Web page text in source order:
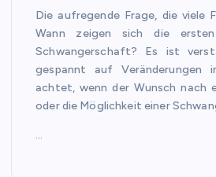
Die aufregende Frage, die viele
Wann zeigen sich die
Schwangerschaft? Es ist
gespannt auf Veränderungen
achtet, wenn der Wunsch nach
oder die Möglichkeit einer
…